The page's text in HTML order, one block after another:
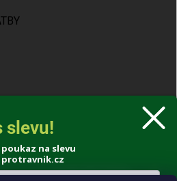
slevu!
na slevu
protravnik.cz